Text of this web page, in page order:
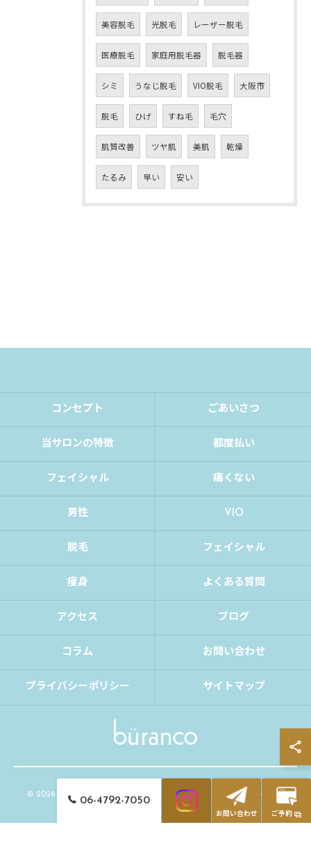
美容脱毛 光脱毛 レーザー脱毛
医療脱毛 家庭用脱毛器 脱毛器
シミ うなじ脱毛 VIO脱毛 大阪市
脱毛 ひげ すね毛 毛穴
肌質改善 ツヤ肌 美肌 乾燥
たるみ 早い 安い
06-4792-7050
お問い合わせ ご予約
コンセプト ごあいさつ
当サロンの特徴 都度払い
フェイシャル 痛くない
男性 VIO
脱毛 フェイシャル
痩身 よくある質問
アクセス ブログ
コラム お問い合わせ
プライバシーポリシー サイトマップ
© 2026 大阪府大阪市の脱毛ならbüranco ALL RIGHTS RESERVED.